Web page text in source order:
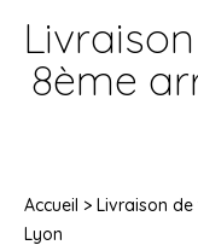
8ème
Accueil > Livraison
Lyon